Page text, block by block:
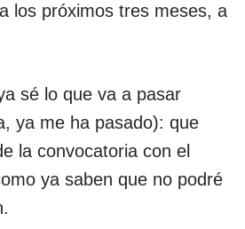
los próximos tres meses, a
sé lo que va a pasar
ya me ha pasado): que
la convocatoria con el
ya saben que no podré